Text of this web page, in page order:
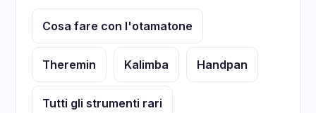
Cosa fare con l'otamatone
Theremin Kalimba Handpan
Tutti gli strumenti rari